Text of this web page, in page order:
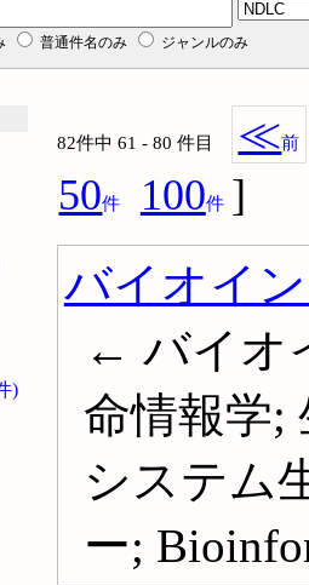
普通件名のみ ジャンルのみ
)
82件中 61 - 80 件目 ≪前
50件 100件 ]
バイオイ
← バイオ
命情報学;
システム
ー;